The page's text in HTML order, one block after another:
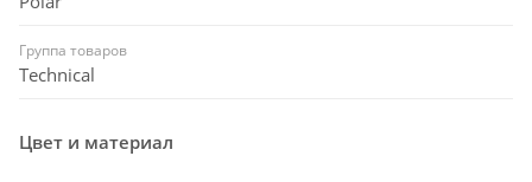
Группа товаров
Technical
Цвет и материал